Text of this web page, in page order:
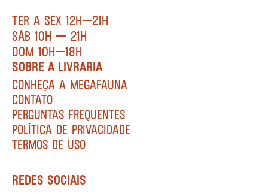
TER A SEX 12H—21H
SÁB 10H — 21H
DOM 10H—18H
SOBRE A LIVRARIA
CONHEÇA A MEGAFAUNA
CONTATO
PERGUNTAS FREQUENTES
POLÍTICA DE PRIVACIDADE
TERMOS DE USO
REDES SOCIAIS